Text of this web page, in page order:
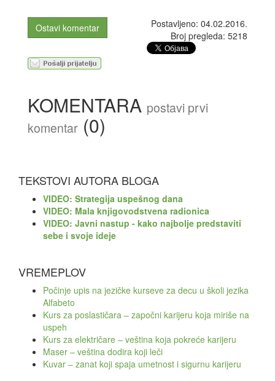
Ostavi komentar
Postavljeno: 04.02.2016.
Broj pregleda: 5218
KOMENTARA postavi prvi
komentar (0)
TEKSTOVI AUTORA BLOGA
VIDEO: Strategija uspešnog dana
VIDEO: Mala knjigovodstvena radionica
VIDEO: Javni nastup - kako najbolje predstaviti
sebe i svoje ideje
VREMEPLOV
Počinje upis na jezičke kurseve za decu u školi jezika
Alfabeto
Kurs za poslastičara – započni karijeru koja miriše na
uspeh
Kurs za električare – veština koja pokreće karijeru
Maser – veština dodira koji leči
Kuvar – zanat koji spaja umetnost i sigurnu karijeru